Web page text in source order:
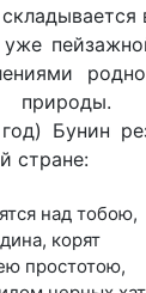
природы.
Бунин
стране:
над тобою,
корят
простотою,